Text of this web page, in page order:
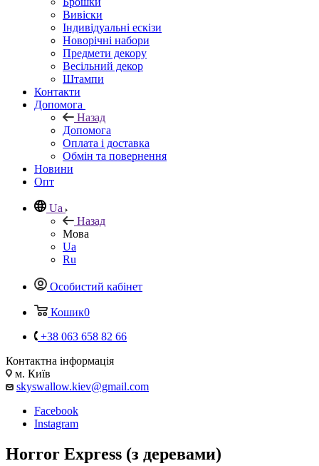
Вивіски
Індивідуальні ескізи
Новорічні набори
Предмети декору
Весільний декор
Штампи
Контакти
Допомога
Назад
Допомога
Оплата і доставка
Обмін та повернення
Новини
Опт
Ua
Назад
Мова
Ua
Ru
Особистий кабінет
Кошик0
+38 063 658 82 66
Контактна інформація
м. Київ
skyswallow.kiev@gmail.com
Facebook
Instagram
Horror Express (з деревами)